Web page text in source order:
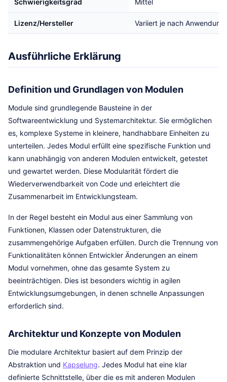
Schwierigkeitsgrad Mittel
Lizenz/Hersteller Variiert je nach Anwendung
Ausführliche Erklärung
Definition und Grundlagen von Modulen
Module sind grundlegende Bausteine in der
Softwareentwicklung und Systemarchitektur. Sie ermöglichen
es, komplexe Systeme in kleinere, handhabbare Einheiten zu
unterteilen. Jedes Modul erfüllt eine spezifische Funktion und
kann unabhängig von anderen Modulen entwickelt, getestet
und gewartet werden. Diese Modularität fördert die
Wiederverwendbarkeit von Code und erleichtert die
Zusammenarbeit im Entwicklungsteam.
In der Regel besteht ein Modul aus einer Sammlung von
Funktionen, Klassen oder Datenstrukturen, die
zusammengehörige Aufgaben erfüllen. Durch die Trennung von
Funktionalitäten können Entwickler Änderungen an einem
Modul vornehmen, ohne das gesamte System zu
beeinträchtigen. Dies ist besonders wichtig in agilen
Entwicklungsumgebungen, in denen schnelle Anpassungen
erforderlich sind.
Architektur und Konzepte von Modulen
Die modulare Architektur basiert auf dem Prinzip der
Abstraktion und Kapselung. Jedes Modul hat eine klar
definierte Schnittstelle, über die es mit anderen Modulen